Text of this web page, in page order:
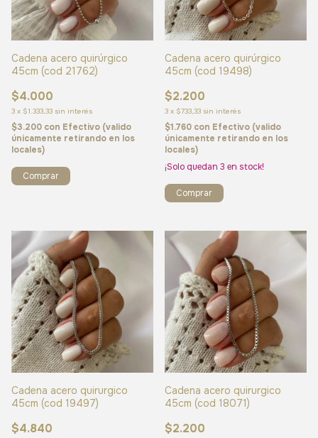
Cadena acero quirúrgico
45cm (cod 21762)
$4.000
3 x $1.333,33 sin interés
$3.200 con Efectivo (valido
únicamente retirando en los
locales)
Cadena acero quirúrgico
45cm (cod 19498)
$2.200
3 x $733,33 sin interés
$1.760 con Efectivo (valido
únicamente retirando en los
locales)
¡Solo quedan 3 en stock!
Cadena acero quirurgico
45cm (cod 19497)
$4.840
Cadena acero quirurgico
45cm (cod 18071)
$2.200